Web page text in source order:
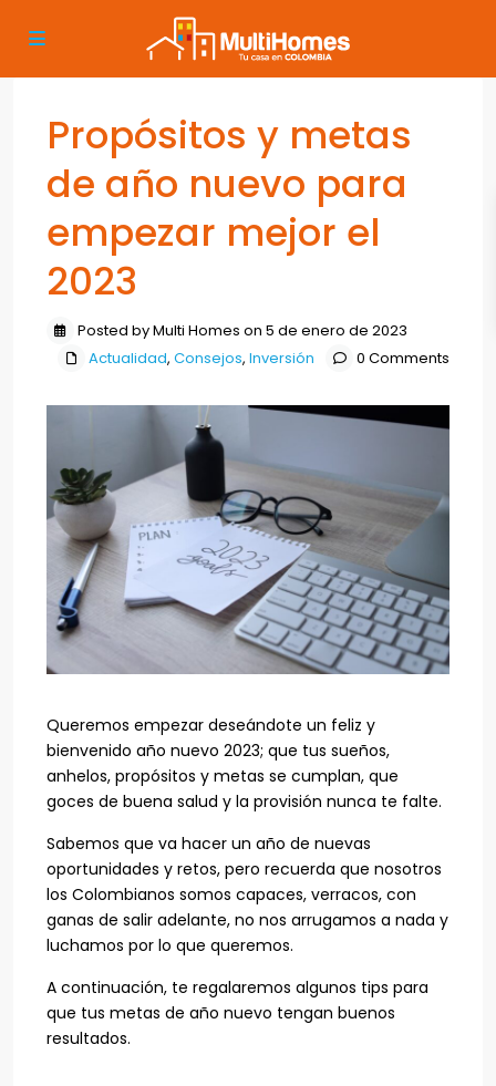
Propósitos y metas
de año nuevo para
empezar mejor el
2023
Posted by Multi Homes on 5 de enero de 2023
Actualidad, Consejos, Inversión 0 Comments
Queremos empezar deseándote un feliz y
bienvenido año nuevo 2023; que tus sueños,
anhelos, propósitos y metas se cumplan, que
goces de buena salud y la provisión nunca te falte.
Sabemos que va hacer un año de nuevas
oportunidades y retos, pero recuerda que nosotros
los Colombianos somos capaces, verracos, con
ganas de salir adelante, no nos arrugamos a nada y
luchamos por lo que queremos.
A continuación, te regalaremos algunos tips para
que tus metas de año nuevo tengan buenos
resultados.